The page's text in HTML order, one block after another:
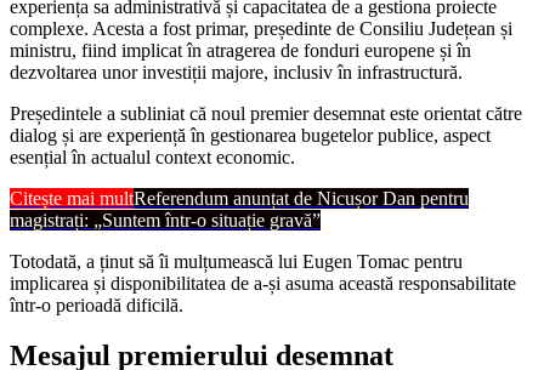
experiența sa administrativă și capacitatea de a gestiona proiecte
complexe. Acesta a fost primar, președinte de Consiliu Județean și
ministru, fiind implicat în atragerea de fonduri europene și în
dezvoltarea unor investiții majore, inclusiv în infrastructură.
Președintele a subliniat că noul premier desemnat este orientat către
dialog și are experiență în gestionarea bugetelor publice, aspect
esențial în actualul context economic.
Citește mai multReferendum anunțat de Nicușor Dan pentru
magistrați: „Suntem într-o situație gravă”
Totodată, a ținut să îi mulțumească lui Eugen Tomac pentru
implicarea și disponibilitatea de a-și asuma această responsabilitate
într-o perioadă dificilă.
Mesajul premierului desemnat